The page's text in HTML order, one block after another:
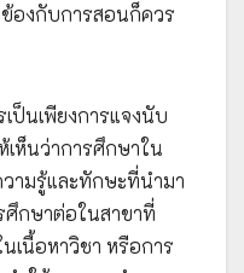
องกับการสอนก็ควร
ป็นเพียงการแจงนับ
เห็นว่าการศึกษาใน
ามรู้และทักษะที่นำมา
ศึกษาต่อในสาขาที่
เนื้อหาวิชา หรือการ